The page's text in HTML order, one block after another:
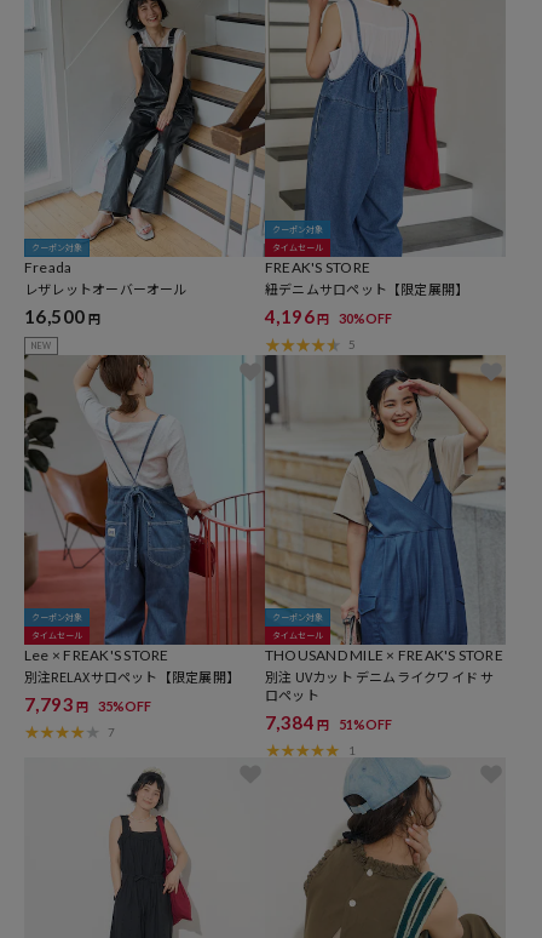
クーポン対象
Freada
レザレットオーバーオール
16,500 円
NEW
クーポン対象
タイムセール
FREAK'S STORE
紐デニムサロペット【限定展開】
4,196円 30%OFF
5
クーポン対象
タイムセール
Lee × FREAK'S STORE
別注RELAXサロペット【限定展開】
7,793 円 35%OFF
7
クーポン対象
タイムセール
THOUSAND MILE × FREAK'S STORE
別注 UVカット デニムライクワイド サ
ロペット
7,384 円 51%OFF
1